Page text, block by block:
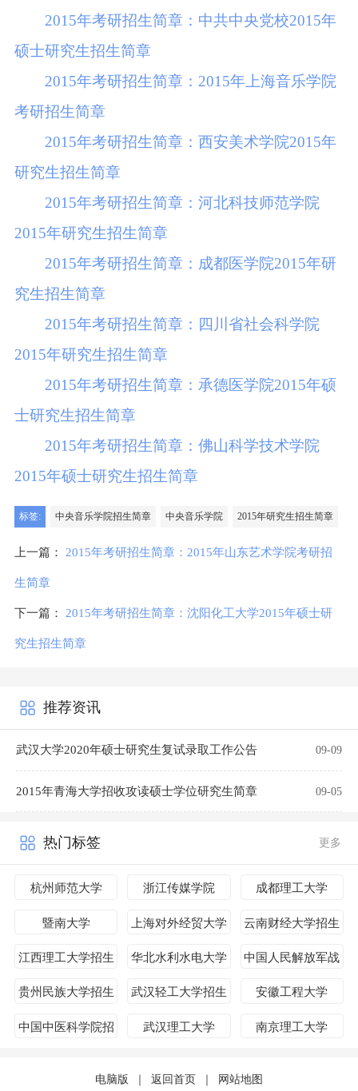
2015年考研招生简章：中共中央党校2015年
硕士研究生招生简章
2015年考研招生简章：2015年上海音乐学院
考研招生简章
2015年考研招生简章：西安美术学院2015年
研究生招生简章
2015年考研招生简章：河北科技师范学院
2015年研究生招生简章
2015年考研招生简章：成都医学院2015年研
究生招生简章
2015年考研招生简章：四川省社会科学院
2015年研究生招生简章
2015年考研招生简章：承德医学院2015年硕
士研究生招生简章
2015年考研招生简章：佛山科学技术学院
2015年硕士研究生招生简章
标签: 中央音乐学院招生简章 中央音乐学院 2015年研究生招生简章
上一篇： 2015年考研招生简章：2015年山东艺术学院考研招
生简章
下一篇： 2015年考研招生简章：沈阳化工大学2015年硕士研
究生招生简章
推荐资讯
武汉大学2020年硕士研究生复试录取工作公告 09-09
2015年青海大学招收攻读硕士学位研究生简章 09-05
热门标签 更多
杭州师范大学 浙江传媒学院 成都理工大学
暨南大学 上海对外经贸大学
云南财经大学招生
江西理工大学招生
华北水利水电大学
中国人民解放军战
贵州民族大学招生
武汉轻工大学招生
安徽工程大学
中国中医科学院招
武汉理工大学 南京理工大学
电脑版 ｜ 返回首页 ｜ 网站地图